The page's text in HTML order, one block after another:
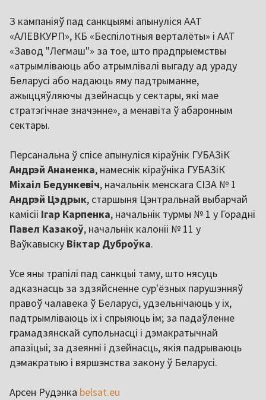
З кампаніяў пад санкцыямі апынуліся ААТ
«АЛЕВКУРП», КБ «Беспілотныя верталёты» і ААТ
«Завод "Легмаш"» за тое, што прадпрыемствы
«атрымліваюць або атрымлівалі выгаду ад ураду
Беларусі або надаюць яму падтрыманне,
ажыццяўляючы дзейнасць у сектары, які мае
стратэгічнае значэнне», а менавіта ў абаронным
сектары.
Персанальна ў спісе апынуліся кіраўнік ГУБАЗіК
Андрэй Ананенка, намеснік кіраўніка ГУБАЗіК
Міхаіл Бедункевіч, начальнік менскага СІЗА № 1
Андрэй Цэдрык, старшыня Цэнтральнай выбарчай
камісіі Ігар Карпенка, начальнік турмы № 1 у Горадні
Павел Казакоў, начальнік калоніі № 11 у
Ваўкавыску Віктар Дуброўка.
Усе яны трапілі пад санкцыі таму, што нясуць
адказнасць за здзяйсненне сур'ёзных парушэнняў
правоў чалавека ў Беларусі, удзельнічаюць у іх,
падтрымліваюць іх і спрыяюць ім; за падаўленне
грамадзянскай супольнасці і дэмакратычнай
апазіцыі; за дзеянні і дзейнасць, якія падрываюць
дэмакратыю і вяршэнства закону ў Беларусі.
Арсен Рудэнка belsat.eu